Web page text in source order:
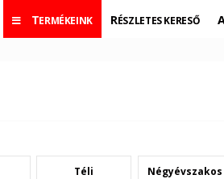
TERMÉKEINK RÉSZLETES KERESŐ
Téli Négyévszakos